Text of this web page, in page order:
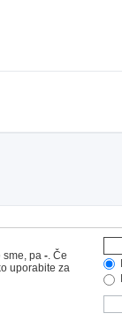
sme, pa -. Če
uporabite za